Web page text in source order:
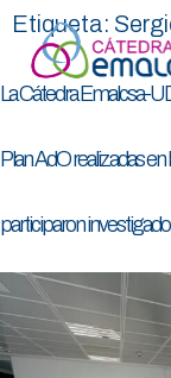
Etiqueta:
La Cátedra Emalcsa-
Plan AdO realizadas
participaron